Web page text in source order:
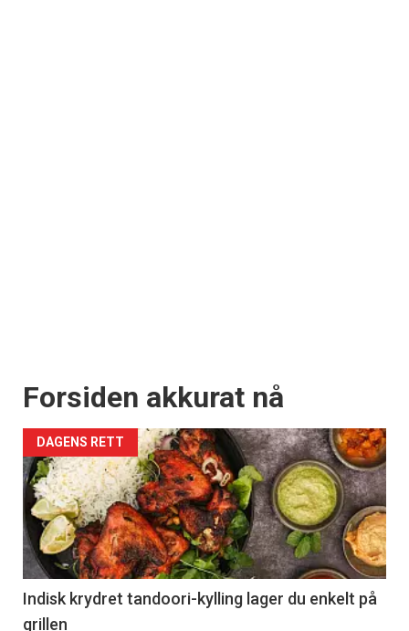
Forsiden akkurat nå
DAGENS RETT
Indisk krydret tandoori-kylling lager du enkelt på
grillen